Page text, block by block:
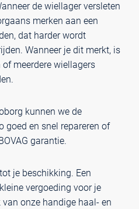
de wiellager versleten
merken aan een
dat harder wordt
Wanneer je dit merkt, is
meerdere wiellagers
kunnen we de
goed en snel repareren of
garantie.
je beschikking. Een
vergoeding voor je
onze handige haal- en